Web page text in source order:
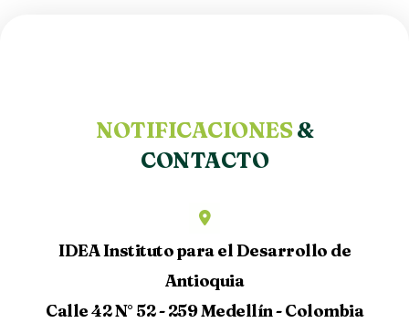
NOTIFICACIONES &
CONTACTO
IDEA Instituto para el Desarrollo de
Antioquia
Calle 42 N° 52 - 259 Medellín - Colombia